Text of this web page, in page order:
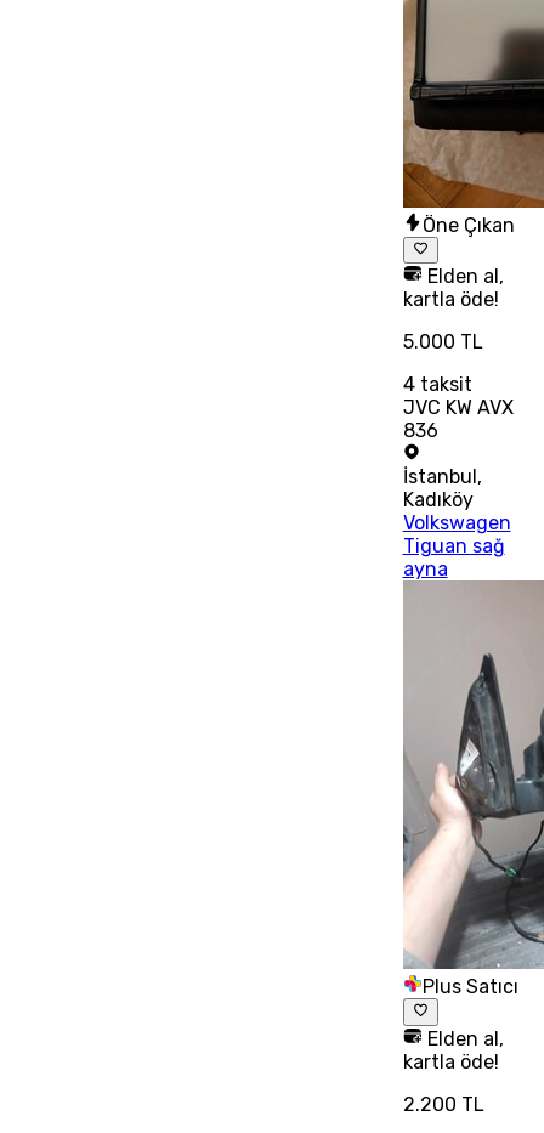
Öne Çıkan
Elden al,
kartla öde!
5.000 TL
4taksit
JVC KW AVX
836
İstanbul ,
Kadıköy
Volkswagen
Tiguan sağ
ayna
Plus Satıcı
Elden al,
kartla öde!
2.200 TL